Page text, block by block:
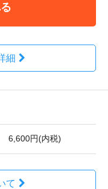
細
6,600円(内税)
て